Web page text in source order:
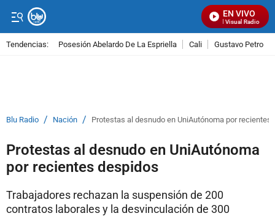
EN VIVO
Señal Visual Radio
Tendencias: Posesión Abelardo De La Espriella Cali Gustavo Petro
Blu Radio / Nación / Protestas al desnudo en UniAutónoma por recientes
Protestas al desnudo en UniAutónoma
por recientes despidos
Trabajadores rechazan la suspensión de 200
contratos laborales y la desvinculación de 300